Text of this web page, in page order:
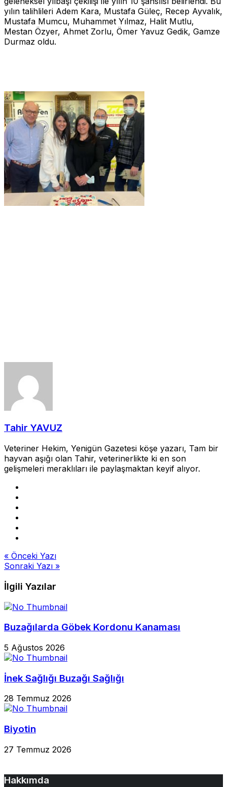
yılın talihlileri Adem Kara, Mustafa Güleç, Recep Ayvalık,
Mustafa Mumcu, Muhammet Yılmaz, Halit Mutlu,
Mestan Özyer, Ahmet Zorlu, Ömer Yavuz Gedik, Gamze
Durmaz oldu.
Tahir YAVUZ
Veteriner Hekim, Yenigün Gazetesi köşe yazarı, Tam bir
hayvan aşığı olan Tahir, veterinerlikte ki en son
gelişmeleri meraklıları ile paylaşmaktan keyif alıyor.
Yazı
gezinmesi
« Önceki Yazı
Sonraki Yazı »
İlgili Yazılar
Buzağılarda Göbek Kordonu Kanaması
5 Ağustos 2026
İnek Sağlığı Buzağı Sağlığı
28 Temmuz 2026
Biyotin
27 Temmuz 2026
Hakkımda